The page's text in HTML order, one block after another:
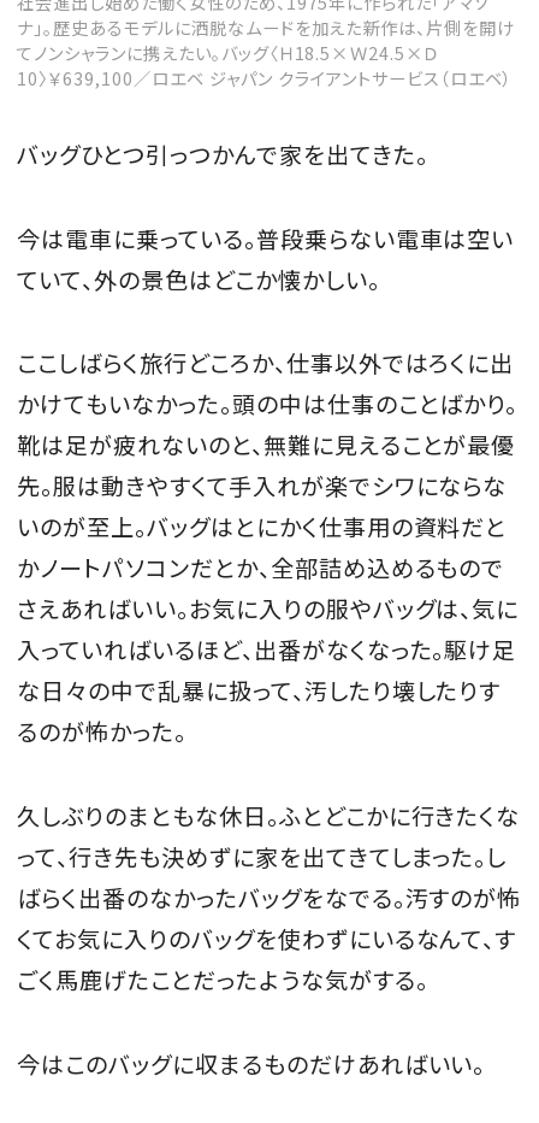
ナ」。歴史あるモデルに洒脱なムードを加えた新作は、片側を開け
てノンシャランに携えたい。バッグ〈Ｈ18.5×Ｗ24.5×Ｄ
10〉￥639,100／ロエベ ジャパン クライアントサービス（ロエベ）
バッグひとつ引っつかんで家を出てきた。
今は電車に乗っている。普段乗らない電車は空い
ていて、外の景色はどこか懐かしい。
ここしばらく旅行どころか、仕事以外ではろくに出
かけてもいなかった。頭の中は仕事のことばかり。
靴は足が疲れないのと、無難に見えることが最優
先。服は動きやすくて手入れが楽でシワにならな
いのが至上。バッグはとにかく仕事用の資料だと
かノートパソコンだとか、全部詰め込めるもので
さえあればいい。お気に入りの服やバッグは、気に
入っていればいるほど、出番がなくなった。駆け足
な日々の中で乱暴に扱って、汚したり壊したりす
るのが怖かった。
久しぶりのまともな休日。ふとどこかに行きたくな
って、行き先も決めずに家を出てきてしまった。し
ばらく出番のなかったバッグをなでる。汚すのが怖
くてお気に入りのバッグを使わずにいるなんて、す
ごく馬鹿げたことだったような気がする。
今はこのバッグに収まるものだけあればいい。